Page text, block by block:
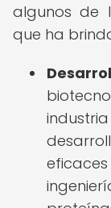
algunos de
que ha